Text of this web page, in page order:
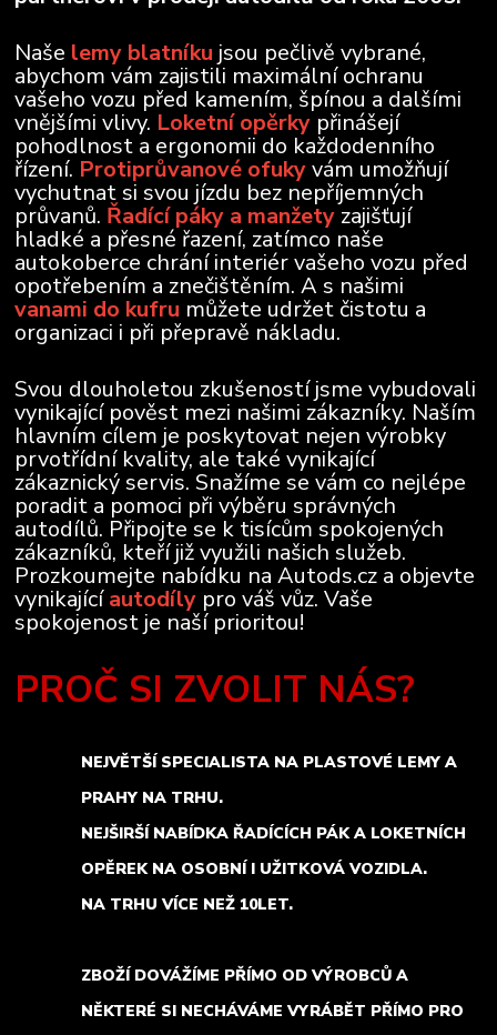
Naše lemy blatníku jsou pečlivě vybrané,
abychom vám zajistili maximální ochranu
vašeho vozu před kamením, špínou a dalšími
vnějšími vlivy. Loketní opěrky přinášejí
pohodlnost a ergonomii do každodenního
řízení. Protiprůvanové ofukyvám umožňují
vychutnat si svou jízdu bez nepříjemných
průvanů. Řadící páky a manžety zajišťují
hladké a přesné řazení, zatímco naše
autokoberce chrání interiér vašeho vozu před
opotřebením a znečištěním. A s našimi
vanami do kufru můžete udržet čistotu a
organizaci i při přepravě nákladu.
Svou dlouholetou zkušeností jsme vybudovali
vynikající pověst mezi našimi zákazníky. Naším
hlavním cílem je poskytovat nejen výrobky
prvotřídní kvality, ale také vynikající
zákaznický servis. Snažíme se vám co nejlépe
poradit a pomoci při výběru správných
autodílů. Připojte se k tisícům spokojených
zákazníků, kteří již využili našich služeb.
Prozkoumejte nabídku na Autods.cz a objevte
vynikajícíautodíly pro váš vůz. Vaše
spokojenost je naší prioritou!
PROČ SI ZVOLIT NÁS?
NEJVĚTŠÍ SPECIALISTA NA PLASTOVÉ LEMY A
PRAHY NA TRHU.
NEJŠIRŠÍ NABÍDKA ŘADÍCÍCH PÁK A LOKETNÍCH
OPĚREK NA OSOBNÍ I UŽITKOVÁ VOZIDLA.
NA TRHU VÍCE NEŽ 10LET.
ZBOŽÍ DOVÁŽÍME PŘÍMO OD VÝROBCŮ A
NĚKTERÉ SI NECHÁVÁME VYRÁBĚT PŘÍMO PRO